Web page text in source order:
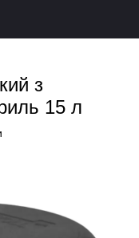
з
15 л